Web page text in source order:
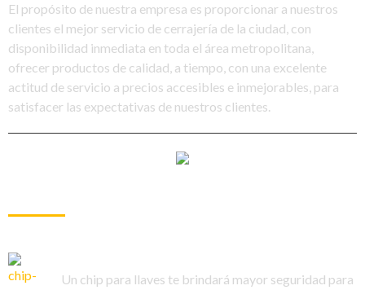
El propósito de nuestra empresa es proporcionar a nuestros
clientes el mejor servicio de cerrajería de la ciudad, con
disponibilidad inmediata en toda el área metropolitana,
ofrecer productos de calidad, a tiempo, con una excelente
actitud de servicio a precios accesibles e inmejorables, para
satisfacer las expectativas de nuestros clientes.
Un chip para llaves te brindará mayor seguridad para